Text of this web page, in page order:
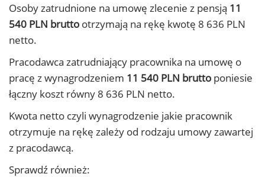
Osoby zatrudnione na umowę zlecenie z pensją 11
540 PLN brutto otrzymają na rękę kwotę 8 636 PLN
netto.
Pracodawca zatrudniający pracownika na umowę o
pracę z wynagrodzeniem 11 540 PLN brutto poniesie
łączny koszt równy 8 636 PLN netto.
Kwota netto czyli wynagrodzenie jakie pracownik
otrzymuje na rękę zależy od rodzaju umowy zawartej
z pracodawcą.
Sprawdź również: